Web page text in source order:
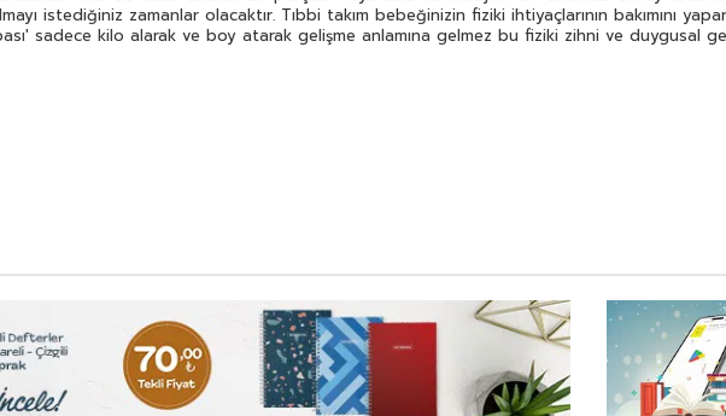
istediğiniz zamanlar olacaktır. Tıbbi takım bebeğinizin fiziki ihtiyaçlarının bakımını
sadece kilo alarak ve boy atarak gelişme anlamına gelmez bu fiziki zihni ve duygusal